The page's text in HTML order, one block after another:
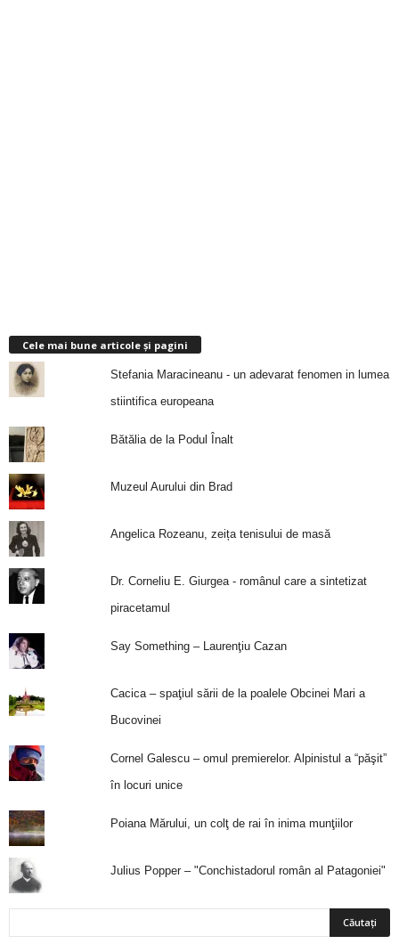
Cele mai bune articole și pagini
Stefania Maracineanu - un adevarat fenomen in lumea
stiintifica europeana
Bătălia de la Podul Înalt
Muzeul Aurului din Brad
Angelica Rozeanu, zeița tenisului de masă
Dr. Corneliu E. Giurgea - românul care a sintetizat
piracetamul
Say Something – Laurenţiu Cazan
Cacica – spaţiul sării de la poalele Obcinei Mari a
Bucovinei
Cornel Galescu – omul premierelor. Alpinistul a “păşit”
în locuri unice
Poiana Mărului, un colţ de rai în inima munţiilor
Julius Popper – "Conchistadorul român al Patagoniei"